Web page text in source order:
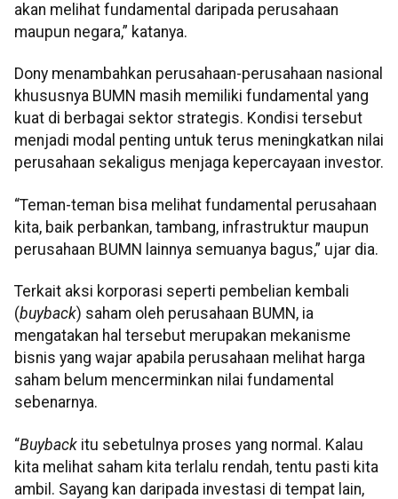
akan melihat fundamental daripada perusahaan
maupun negara,” katanya.
Dony menambahkan perusahaan-perusahaan nasional
khususnya BUMN masih memiliki fundamental yang
kuat di berbagai sektor strategis. Kondisi tersebut
menjadi modal penting untuk terus meningkatkan nilai
perusahaan sekaligus menjaga kepercayaan investor.
“Teman-teman bisa melihat fundamental perusahaan
kita, baik perbankan, tambang, infrastruktur maupun
perusahaan BUMN lainnya semuanya bagus,” ujar dia.
Terkait aksi korporasi seperti pembelian kembali
(buyback) saham oleh perusahaan BUMN, ia
mengatakan hal tersebut merupakan mekanisme
bisnis yang wajar apabila perusahaan melihat harga
saham belum mencerminkan nilai fundamental
sebenarnya.
“Buyback itu sebetulnya proses yang normal. Kalau
kita melihat saham kita terlalu rendah, tentu pasti kita
ambil. Sayang kan daripada investasi di tempat lain,